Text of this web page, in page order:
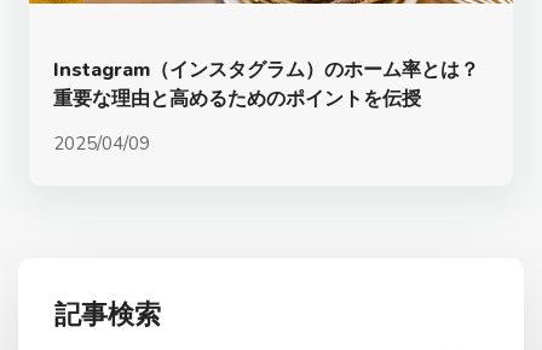
Instagram（インスタグラム）のホーム率とは？
重要な理由と高めるためのポイントを伝授
2025/04/09
記事検索